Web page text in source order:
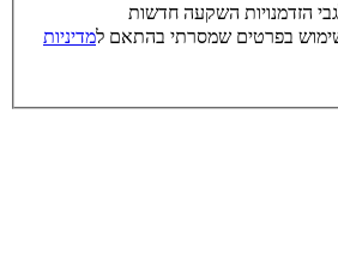
הזדמנויות השקעה חדשות
בפרטים שמסרתי בהתאם למדיניות